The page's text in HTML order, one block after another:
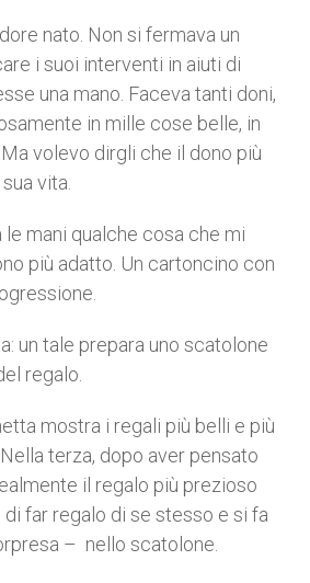
nato. Non si fermava un
i suoi interventi in aiuti di
una mano. Faceva tanti doni,
in mille cose belle, in
volevo dirgli che il dono più
vita.
mani qualche cosa che mi
più adatto. Un cartoncino con
un tale prepara uno scatolone
regalo.
mostra i regali più belli e più
terza, dopo aver pensato
il regalo più prezioso
di far regalo di se stesso e si fa
– nello scatolone.